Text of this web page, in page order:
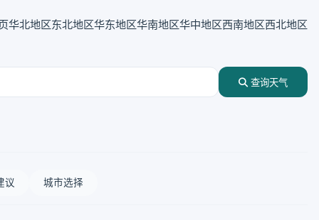
华北地区东北地区华东地区华南地区华中地区西南地区西北地区
查询天气
议 城市选择